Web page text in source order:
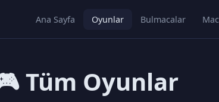
Ana Sayfa Oyunlar Bulmacalar
Tüm Oyunlar